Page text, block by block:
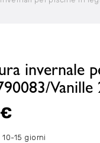
invernale
15 giorni